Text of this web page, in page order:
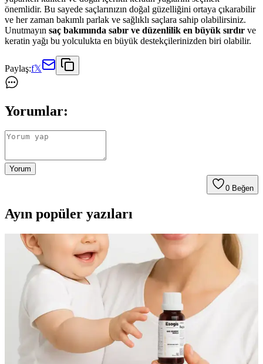
önemlidir. Bu sayede saçlarınızın doğal güzelliğini ortaya çıkarabilir
ve her zaman bakımlı parlak ve sağlıklı saçlara sahip olabilirsiniz.
Unutmayın saç bakımında sabır ve düzenlilik en büyük sırdır ve
keratin yağı bu yolculukta en büyük destekçilerinizden biri olabilir.
Paylaş:f𝕏
Yorumlar:
Yorum
0 Beğen
Ayın popüler yazıları